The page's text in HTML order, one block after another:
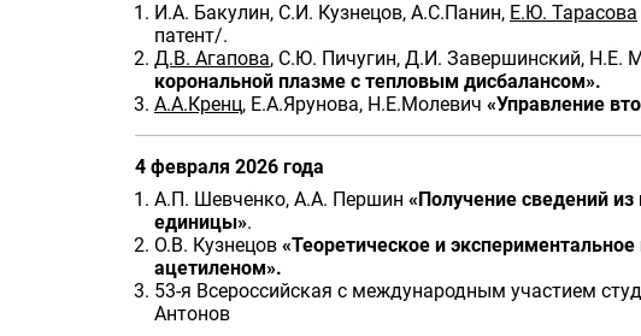
И.А. Бакулин, С.И. Кузнецов, А.С.Панин, Е.Ю. Тарасова
патент/.
Д.В. Агапова, С.Ю. Пичугин, Д.И. Завершинский, Н.Е.
корональной плазме с тепловым дисбалансом».
А.А.Кренц, Е.А.Ярунова, Н.Е.Молевич «Управление
4 февраля 2026 года
А.П. Шевченко, А.А. Першин «Получение сведений
единицы».
О.В. Кузнецов «Теоретическое и
ацетиленом».
53-я Всероссийская с международным участием
Антонов